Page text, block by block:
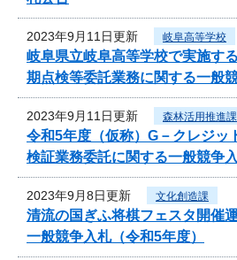
2023年9月11日更新 岐阜高等学校
岐阜県立岐阜高等学校で実施す
期点検等委託業務に関する一般
2023年9月11日更新 森林活用推進課
令和5年度（仮称）G－クレジッ
検証業務委託に関する一般競争
2023年9月8日更新 文化創造課
清流の国ぎふ将棋フェスタ開催
一般競争入札（令和5年度）